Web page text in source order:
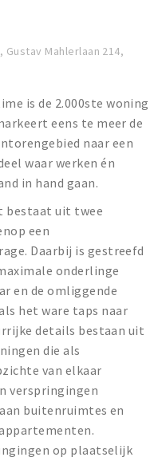
Mahlerlaan 214,
is de 2.000ste woning
eens te meer de
naar een
waar werken én
in hand gaan.
bestaat uit twee
een
Daarbij is gestreefd
onderlinge
en de omliggende
het ware taps naar
details bestaan uit
die als
van elkaar
verspringingen
buitenruimtes en
op plaatselijk